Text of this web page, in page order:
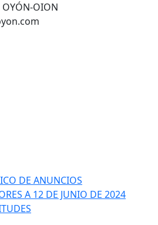
OYÓN-OION
DE ANUNCIOS
A 12 DE JUNIO DE 2024